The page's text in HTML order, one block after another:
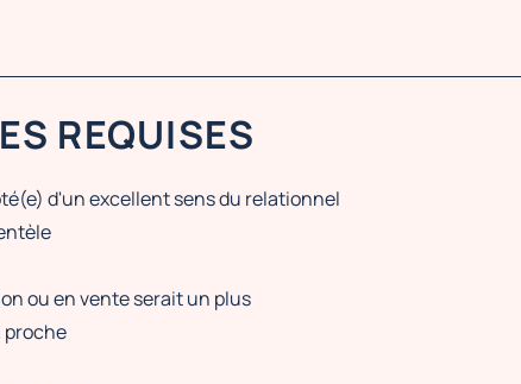
REQUISES
d'un excellent sens du relationnel
ou en vente serait un plus
proche